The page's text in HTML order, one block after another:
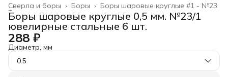
Боры шаровые круглые #1 - №23
Боры ›
Сверла и боры ›
Главная ›
Боры шаровые круглые 0,5 мм. №23/1
ювелирные стальные 6 шт.
288 ₽
Диаметр, мм
0.5